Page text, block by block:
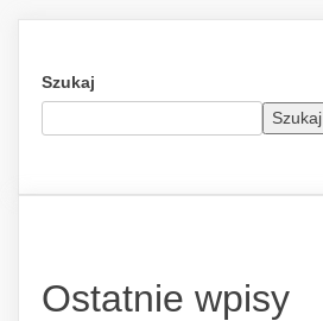
Szukaj
Szukaj
Ostatnie wpisy